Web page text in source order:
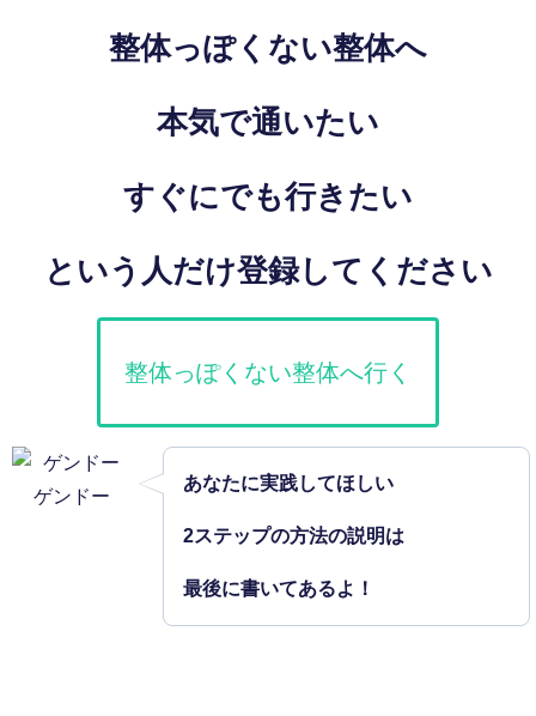
整体っぽくない整体へ
本気で通いたい
すぐにでも行きたい
という人だけ登録してください
整体っぽくない整体へ行く
ゲンドー
あなたに実践してほしい
2ステップの方法の説明は
最後に書いてあるよ！